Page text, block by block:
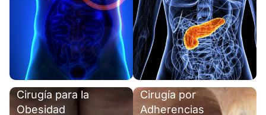
Cirugía para la
Obesidad
Cirugía por
Adherencias